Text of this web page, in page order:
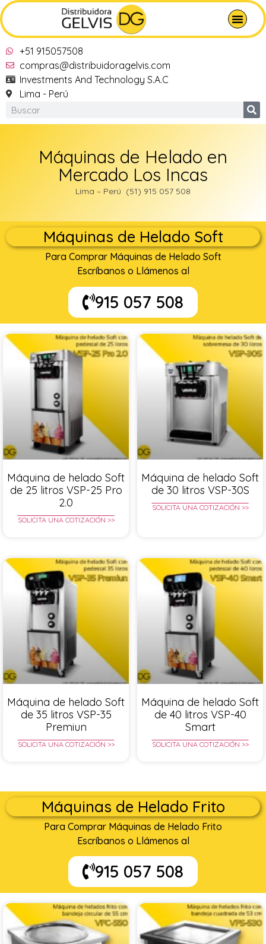
+51 915057508
compras@distribuidoragelvis.com
Investments And Technology S.A.C
Lima - Perú
Máquinas de Helado en
Mercado Los Incas
Lima – Perú (51) 915 057 508
Máquinas de Helado Soft
Para Comprar Máquinas de Helado Soft
Escríbanos o Llámenos al
915 057 508
Máquina de helado Soft
de 25 litros VSP-25 Pro
2.0
SOLICITA UNA COTIZACIÓN >>
Máquina de helado Soft
de 30 litros VSP-30S
SOLICITA UNA COTIZACIÓN >>
Máquina de helado Soft
de 35 litros VSP-35
Premiun
SOLICITA UNA COTIZACIÓN >>
Máquina de helado Soft
de 40 litros VSP-40
Smart
SOLICITA UNA COTIZACIÓN >>
Máquinas de Helado Frito
Para Comprar Máquinas de Helado Frito
Escríbanos o Llámenos al
915 057 508